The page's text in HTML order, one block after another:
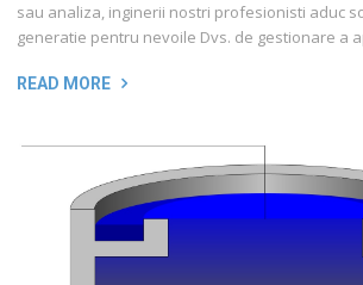
sau analiza, inginerii nostri profesionisti aduc
generatie pentru nevoile Dvs. de gestionare a
READ MORE